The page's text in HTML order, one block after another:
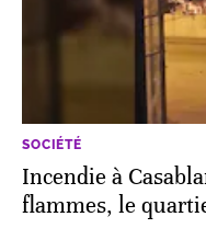
SOCIÉTÉ
Incendie à
flammes, le